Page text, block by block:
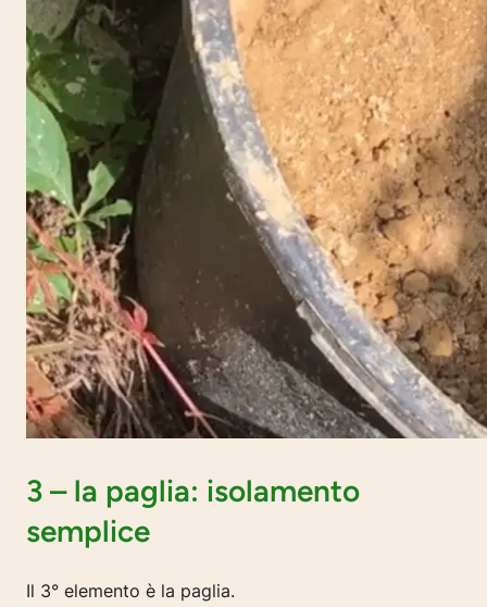
3 – la paglia: isolamento
semplice
Il 3° elemento è la paglia.